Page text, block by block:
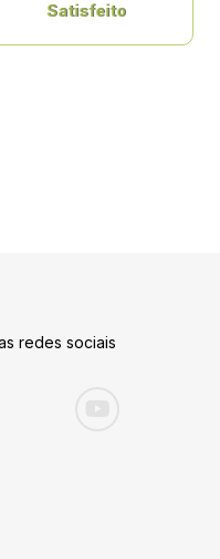
Satisfeito
redes sociais